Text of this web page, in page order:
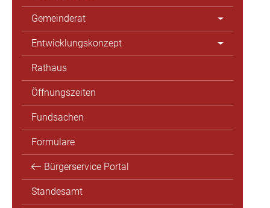
Gemeinderat
Entwicklungskonzept
Rathaus
Öffnungszeiten
Fundsachen
Formulare
Bürgerservice Portal
Standesamt